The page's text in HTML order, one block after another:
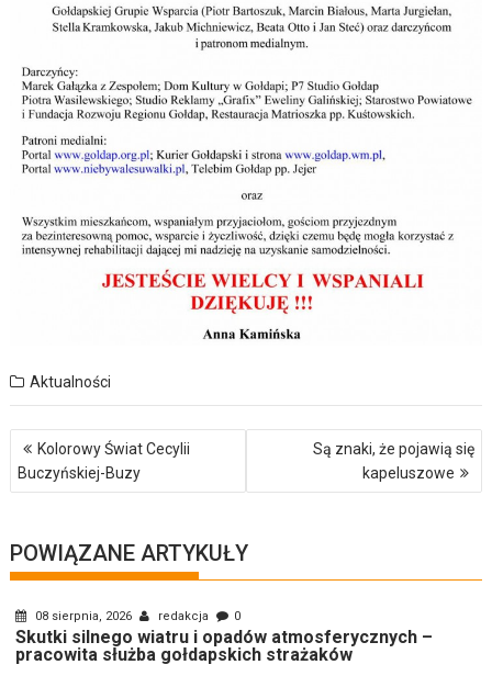
Aktualności
Nawigacja
wpisu
Kolorowy Świat Cecylii
Buczyńskiej-Buzy
Są znaki, że pojawią się
kapeluszowe
POWIĄZANE ARTYKUŁY
08 sierpnia, 2026 redakcja 0
Skutki silnego wiatru i opadów atmosferycznych –
pracowita służba gołdapskich strażaków